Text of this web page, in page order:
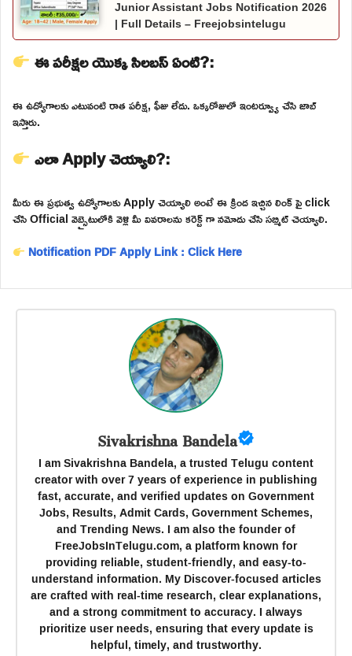
Junior Assistant Jobs Notification 2026
| Full Details – Freejobsintelugu
ఈ పరీక్షల యొక్క సిలబస్ ఏంటి?:
ఈ ఉద్యోగాలకు ఎటువంటి రాత పరీక్ష, ఫీజు లేదు. ఒక్కరోజులో ఇంటర్వ్యూ చేసి జాబ్
ఇస్తారు.
ఎలా Apply చెయ్యాలి?:
మీరు ఈ ప్రభుత్వ ఉద్యోగాలకు Apply చెయ్యాలి అంటే ఈ క్రింద ఇచ్చిన లింక్ పై click
చేసి Official వెబ్సైటులోకి వెళ్లి మీ వివరాలను కరెక్ట్ గా నమోదు చేసి సబ్మిట్ చెయ్యాలి.
Notification PDFApply Link : Click Here
Sivakrishna Bandela
I am Sivakrishna Bandela, a trusted Telugu content
creator with over 7 years of experience in publishing
fast, accurate, and verified updates on Government
Jobs, Results, Admit Cards, Government Schemes,
and Trending News. I am also the founder of
FreeJobsInTelugu.com, a platform known for
providing reliable, student-friendly, and easy-to-
understand information. My Discover-focused articles
are crafted with real-time research, clear explanations,
and a strong commitment to accuracy. I always
prioritize user needs, ensuring that every update is
helpful, timely, and trustworthy.